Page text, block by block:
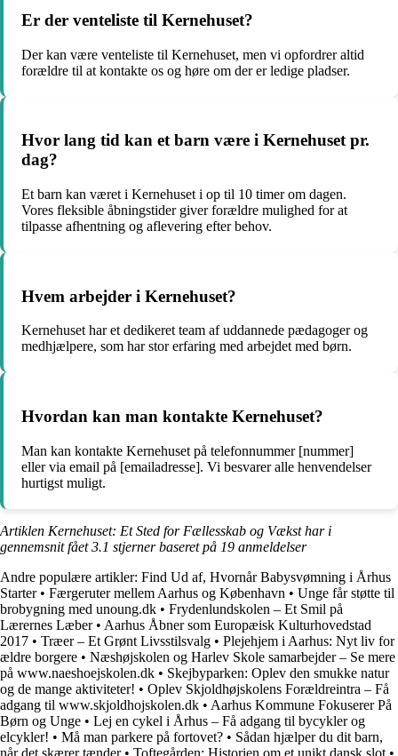
Er der venteliste til Kernehuset?
Der kan være venteliste til Kernehuset, men vi opfordrer altid
forældre til at kontakte os og høre om der er ledige pladser.
Hvor lang tid kan et barn være i Kernehuset pr.
dag?
Et barn kan været i Kernehuset i op til 10 timer om dagen.
Vores fleksible åbningstider giver forældre mulighed for at
tilpasse afhentning og aflevering efter behov.
Hvem arbejder i Kernehuset?
Kernehuset har et dedikeret team af uddannede pædagoger og
medhjælpere, som har stor erfaring med arbejdet med børn.
Hvordan kan man kontakte Kernehuset?
Man kan kontakte Kernehuset på telefonnummer [nummer]
eller via email på [emailadresse]. Vi besvarer alle henvendelser
hurtigst muligt.
Artiklen Kernehuset: Et Sted for Fællesskab og Vækst har i
gennemsnit fået3.1 stjerner baseret på 19 anmeldelser
Andre populære artikler: Find Ud af, Hvornår Babysvømning i Århus
Starter• Færgeruter mellem Aarhus og København • Unge får støtte til
brobygning med unoung.dk • Frydenlundskolen – Et Smil på
Lærernes Læber• Aarhus Åbner som Europæisk Kulturhovedstad
2017 • Træer – Et Grønt Livsstilsvalg • Plejehjem i Aarhus: Nyt liv for
ældre borgere • Næshøjskolen og Harlev Skole samarbejder – Se mere
på www.naeshoejskolen.dk • Skejbyparken: Oplev den smukke natur
og de mange aktiviteter! • Oplev Skjoldhøjskolens Forældreintra – Få
adgang til www.skjoldhojskolen.dk • Aarhus Kommune Fokuserer På
Børn og Unge • Lej en cykel i Århus – Få adgang til bycykler og
elcykler! • Må man parkere på fortovet? • Sådan hjælper du dit barn,
når det skærer tænder• Toftegården: Historien om et unikt dansk slot •